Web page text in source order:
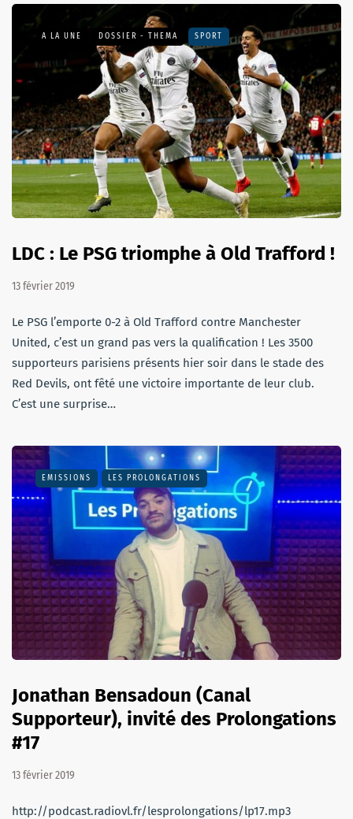
A LA UNE DOSSIER - THEMA SPORT
LDC : Le PSG triomphe à Old Trafford !
13 février 2019
Le PSG l’emporte 0-2 à Old Trafford contre Manchester
United, c’est un grand pas vers la qualification ! Les 3500
supporteurs parisiens présents hier soir dans le stade des
Red Devils, ont fêté une victoire importante de leur club.
C’est une surprise…
EMISSIONS LES PROLONGATIONS
Jonathan Bensadoun (Canal
Supporteur), invité des Prolongations
#17
13 février 2019
http://podcast.radiovl.fr/lesprolongations/lp17.mp3